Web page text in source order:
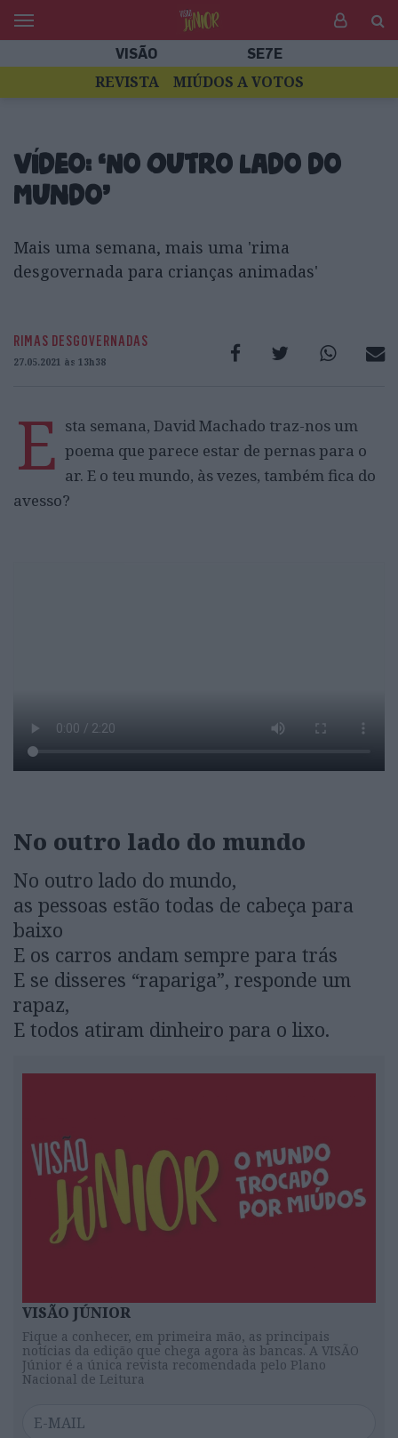
VISÃO SE7E
REVISTA MIÚDOS A VOTOS
Vídeo: ‘No Outro Lado do
Mundo’
Mais uma semana, mais uma 'rima
desgovernada para crianças animadas'
RIMAS DESGOVERNADAS
27.05.2021 às 13h38
E sta semana, David Machado traz-nos um
poema que parece estar de pernas para o
ar. E o teu mundo, às vezes, também fica do
avesso?
No outro lado do mundo
No outro lado do mundo,
as pessoas estão todas de cabeça para
baixo
E os carros andam sempre para trás
E se disseres “rapariga”, responde um
rapaz,
E todos atiram dinheiro para o lixo.
VISÃO JÚNIOR
Fique a conhecer, em primeira mão, as principais
notícias da edição que chega agora às bancas. A VISÃO
Júnior é a única revista recomendada pelo Plano
Nacional de Leitura